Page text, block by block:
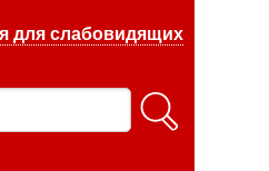
для слабовидящих